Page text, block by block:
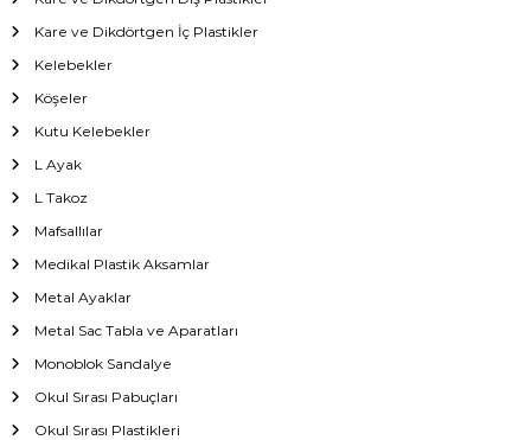
Kare ve Dikdörtgen İç Plastikler
Kelebekler
Köşeler
Kutu Kelebekler
L Ayak
L Takoz
Mafsallılar
Medikal Plastik Aksamlar
Metal Ayaklar
Metal Sac Tabla ve Aparatları
Monoblok Sandalye
Okul Sırası Pabuçları
Okul Sırası Plastikleri